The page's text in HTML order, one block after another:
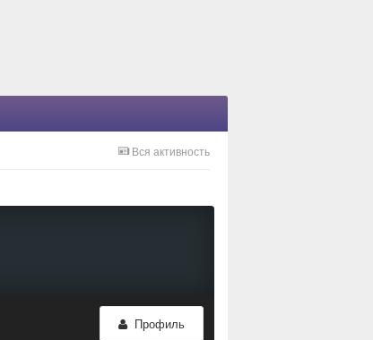
Вся активность
Профиль